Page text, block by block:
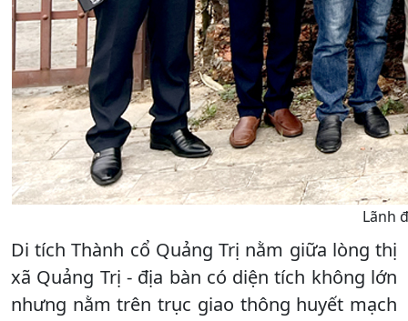
Lãnh
Di tích Thành cổ Quảng Trị nằm giữa lòng thị
xã Quảng Trị - địa bàn có diện tích không lớn
nhưng nằm trên trục giao thông huyết mạch